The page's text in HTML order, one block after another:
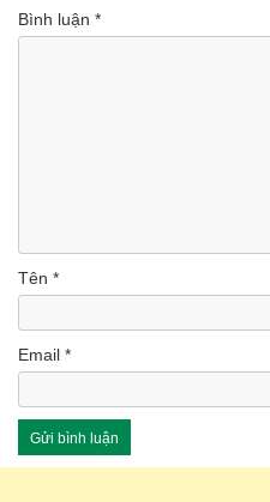
Bình luận *
Tên *
Email *